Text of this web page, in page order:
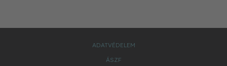
ADATVÉDELEM
ÁSZF